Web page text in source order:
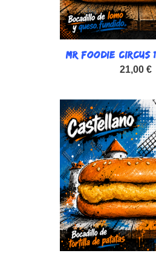
MR FOODIE
21,00 €